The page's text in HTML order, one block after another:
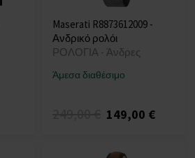
Maserati R8873612009 -
Ανδρικό ρολόι
ΡΟΛΟΓΙΑ - Άνδρες
Άμεσα διαθέσιμο
149,00 €